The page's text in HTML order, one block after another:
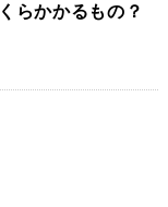
らかかるもの？